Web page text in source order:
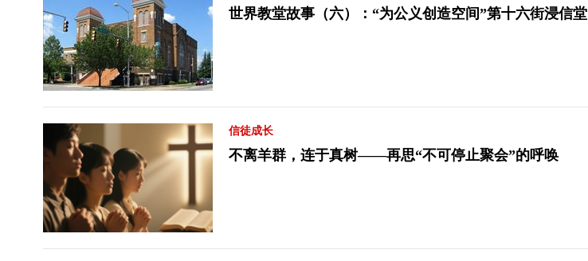
世界教堂故事（六）：“为公义创造空间”第十六街浸信堂
信徒成长
不离羊群，连于真树——再思“不可停止聚会”的呼唤